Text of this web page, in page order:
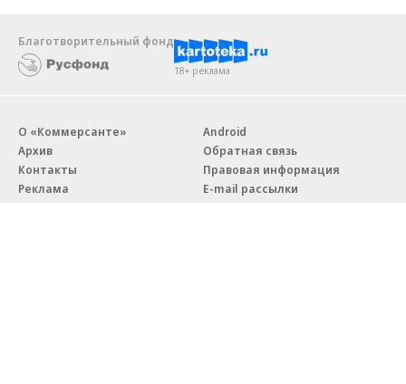
Благотворительный фонд
18+ реклама
О «Коммерсанте»
Архив
Контакты
Реклама
Android
Обратная связь
Правовая информация
E-mail рассылки